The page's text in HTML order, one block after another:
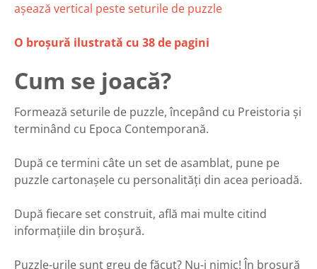
așează vertical peste seturile de puzzle
O broșură ilustrată cu 38 de pagini
Cum se joacă?
Formează seturile de puzzle, începând cu Preistoria și
terminând cu Epoca Contemporană.
După ce termini câte un set de asamblat, pune pe
puzzle cartonașele cu personalități din acea perioadă.
După fiecare set construit, află mai multe citind
informațiile din broșură.
Puzzle-urile sunt greu de făcut? Nu-i nimic! În broșură